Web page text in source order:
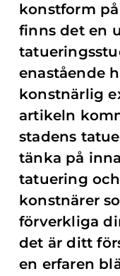
konstform
finns det en
enastående
konstnärlig
artikeln
stadens
tänka på
tatuering
konstnärer
förverkliga
det är ditt
en erfaren